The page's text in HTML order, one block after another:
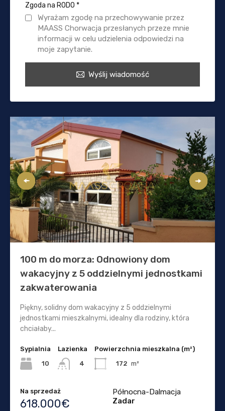
Zgoda na RODO *
Wyrażam zgodę na przechowywanie przez
MAASS Chorwacja przesłanych przeze mnie
informacji w celu udzielenia odpowiedzi na
moje zapytanie.
Wyślij wiadomość
100 m do morza: Odnowiony dom
wakacyjny z 5 oddzielnymi jednostkami
zakwaterowania
Piękny, solidny dom wakacyjny z 5 oddzielnymi
jednostkami mieszkalnymi, idealny dla rodziny, która
chciałaby...
Sypialnia
10
Lazienka
4
Powierzchnia mieszkalna (m²)
172 m²
Na sprzedaż
618.000€
Północna-Dalmacja
Zadar